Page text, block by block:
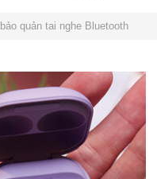
bảo quản tai nghe Bluetooth